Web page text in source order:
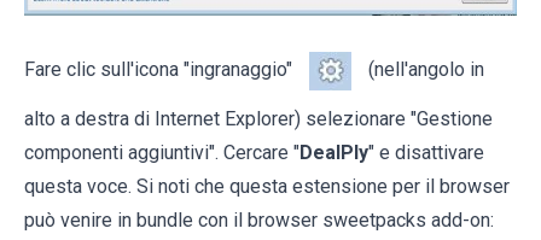
Fare clic sull'icona "ingranaggio" (nell'angolo in
alto a destra di Internet Explorer) selezionare "Gestione
componenti aggiuntivi". Cercare "DealPly" e disattivare
questa voce. Si noti che questa estensione per il browser
può venire in bundle con il browser sweetpacks add-on: